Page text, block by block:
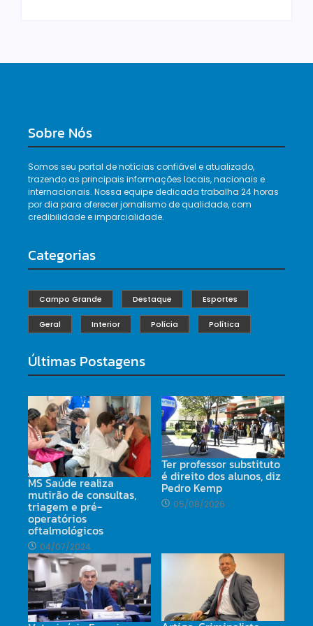
Sobre Nós
Somos seu portal de notícias confiável e atualizado,
trazendo as principais informações locais, nacionais e
internacionais. Nossa equipe dedicada trabalha 24 horas
por dia para oferecer jornalismo de qualidade, com
credibilidade e imparcialidade.
Categorias
Campo Grande Destaque Esportes
Geral Interior Polícia Política
Últimas Postagens
MS Saúde realiza
mutirão de consultas,
triagem e pré-
operatórios
oftalmológicos
04/07/2024
Ter professor substituto
é direito dos alunos, diz
Pedro Kemp
05/08/2026